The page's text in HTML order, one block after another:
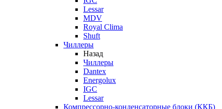
Lessar
MDV
Royal Clima
Shuft
Чиллеры
Назад
Чиллеры
Dantex
Energolux
IGC
Lessar
Компрессорно-конденсаторные блоки (ККБ)